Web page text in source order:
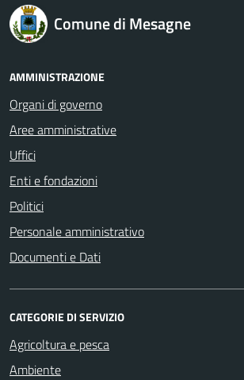
Comune di Mesagne
AMMINISTRAZIONE
Organi di governo
Aree amministrative
Uffici
Enti e fondazioni
Politici
Personale amministrativo
Documenti e Dati
CATEGORIE DI SERVIZIO
Agricoltura e pesca
Ambiente